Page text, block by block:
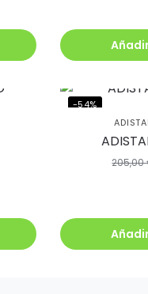
-54%
205,00